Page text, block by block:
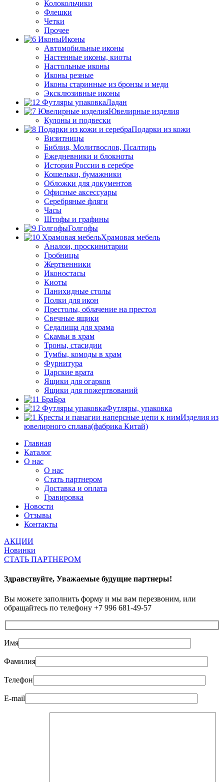
Колокольчики
Флешки
Четки
Прочее
Иконы
Автомобильные иконы
Настенные иконы, киоты
Настольные иконы
Иконы резные
Иконы старинные из бронзы и меди
Эксклюзивные иконы
Ладан
Ювелирные изделия
Кулоны и подвески
Подарки из кожи
Визитницы
Библия, Молитвослов, Псалтирь
Ежедневники и блокноты
История России в серебре
Кошельки, бумажники
Обложки для документов
Офисные аксессуары
Серебряные фляги
Часы
Штофы и графины
Голгофы
Храмовая мебель
Аналои, проскинитарии
Гробницы
Жертвенники
Иконостасы
Киоты
Панихидные столы
Полки для икон
Престолы, облачение на престол
Свечные ящики
Седалища для храма
Скамьи в храм
Троны, стасидии
Тумбы, комоды в храм
Фурнитура
Царские врата
Ящики для огарков
Ящики для пожертвований
Бра
Футляры, упаковка
Изделия из
ювелирного сплава(фабрика Китай)
Главная
Каталог
О нас
О нас
Стать партнером
Доставка и оплата
Гравировка
Новости
Отзывы
Контакты
АКЦИИ
Новинки
СТАТЬ ПАРТНЕРОМ
Здравствуйте, Уважаемые будущие партнеры!
Вы можете заполнить форму и мы вам перезвоним, или
обращайтесь по телефону +7 996 681-49-57
Имя
Фамилия
Телефон
E-mail